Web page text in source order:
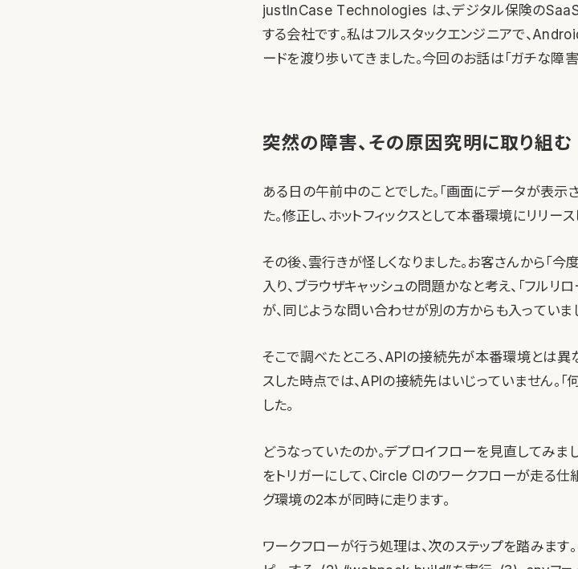
justInCase Technologies は、デジタル保険の
する会社です。私はフルスタックエンジニアで、
ードを渡り歩いてきました。今回のお話は「ガチな障
突然の障害、その原因究明に取り組む
ある日の午前中のことでした。「画面にデータが表
た。修正し、ホットフィックスとして本番環境にリリース
その後、雲行きが怪しくなりました。お客さんから「
入り、ブラウザキャッシュの問題かなと考え、「フルリ
が、同じような問い合わせが別の方からも入っていま
そこで調べたところ、APIの接続先が本番環境とは異
スした時点では、APIの接続先はいじっていません。
した。
どうなっていたのか。デプロイフローを見直してみ
をトリガーにして、Circle CIのワークフローが走る
グ環境の2本が同時に走ります。
ワークフローが行う処理は、次のステップを踏みま